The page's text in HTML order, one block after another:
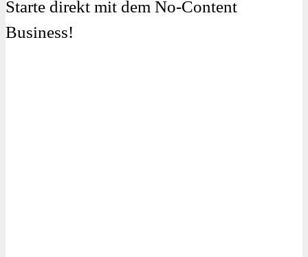
Starte direkt mit dem No-Content
Business!